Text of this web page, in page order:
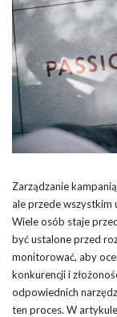
Zarządzanie
ale przede wszystkim
Wiele osób staje
być ustalone przed
monitorować, aby
konkurencji i
odpowiednich
ten proces. W